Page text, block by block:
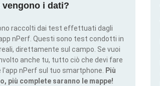
vengono i dati?
raccolti dai test effettuati dagli
nPerf. Questi sono test condotti in
direttamente sul campo. Se vuoi
anche tu, tutto ciò che devi fare
l'app nPerf sul tuo smartphone.
Più
più complete saranno le mappe!